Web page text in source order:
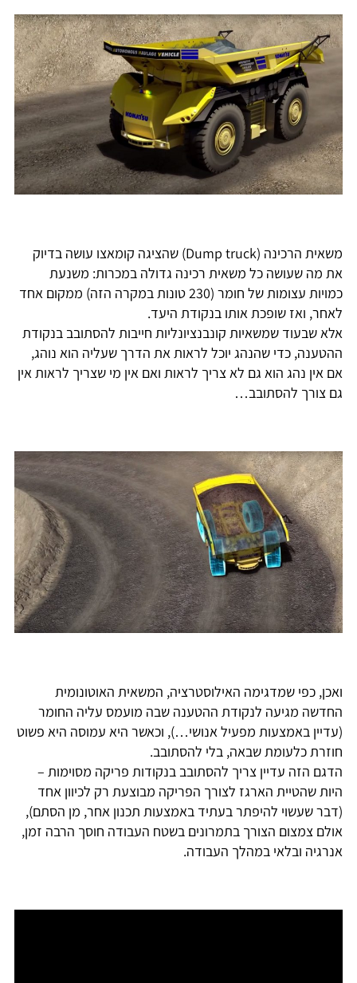
משאית הרכינה (Dump truck) שהציגה קומאצו עושה בדיוק
את מה שעושה כל משאית רכינה גדולה במכרות: משנעת
כמויות עצומות של חומר (230 טונות במקרה הזה) ממקום אחד
לאחר, ואז שופכת אותו בנקודת היעד.
אלא שבעוד שמשאיות קונבנציונליות חייבות להסתובב בנקודת
ההטענה, כדי שהנהג יוכל לראות את הדרך שעליה הוא נוהג,
אם אין נהג הוא גם לא צריך לראות ואם אין מי שצריך לראות אין
גם צורך להסתובב…
ואכן, כפי שמדגימה האילוסטרציה, המשאית האוטונומית
החדשה מגיעה לנקודת ההטענה שבה מועמס עליה החומר
(עדיין באמצעות מפעיל אנושי…), וכאשר היא עמוסה היא פשוט
חוזרת כלעומת שבאה, בלי להסתובב.
הדגם הזה עדיין צריך להסתובב בנקודות פריקה מסוימות –
היות שהטיית הארגז לצורך הפריקה מבוצעת רק לכיוון אחד
(דבר שעשוי להיפתר בעתיד באמצעות תכנון אחר, מן הסתם),
אולם צמצום הצורך בתמרונים בשטח העבודה חוסך הרבה זמן,
אנרגיה ובלאי במהלך העבודה.